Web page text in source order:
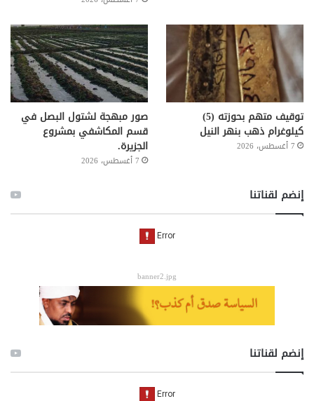
توقيف متهم بحوزته (5)
كيلوغرام ذهب بنهر النيل
7 أغسطس، 2026
صور مبهجة لشتول البصل في
قسم المكاشفي بمشروع
الجزيرة.
7 أغسطس، 2026
إنضم لقناتنا
banner2.jpg
إنضم لقناتنا